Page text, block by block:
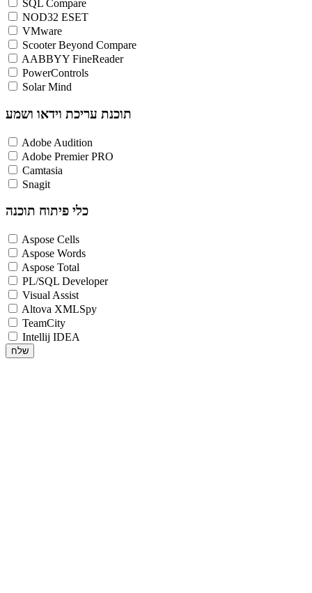
SQL Compare
NOD32 ESET
VMware
Scooter Beyond Compare
AABBYY FineReader
PowerControls
Solar Mind
תוכנת עריכת וידאו ושמע
Adobe Audition
Adobe Premier PRO
Camtasia
Snagit
כלי פיתוח תוכנה
Aspose Cells
Aspose Words
Aspose Total
PL/SQL Developer
Visual Assist
Altova XMLSpy
TeamCity
Intellij IDEA